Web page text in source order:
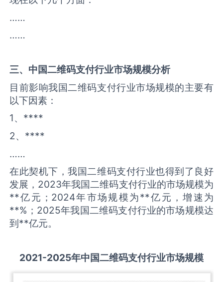
……
……
三、中国二维码支付行业市场规模分析
目前影响我国二维码支付行业市场规模的主要有
以下因素：
1、****
2、****
……
在此契机下，我国二维码支付行业也得到了良好
发展，2023年我国二维码支付行业的市场规模为
**亿元；2024年市场规模为**亿元，增速为
**%；2025年我国二维码支付行业的市场规模达
到**亿元。
2021-2025年中国二维码支付行业市场规模